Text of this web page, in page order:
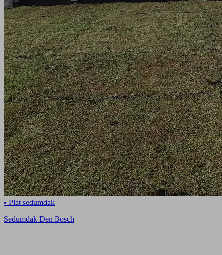
• Plat sedumdak
Sedumdak Den Bosch